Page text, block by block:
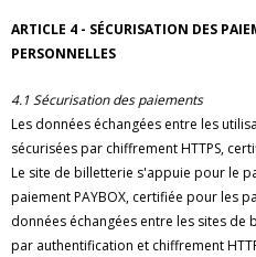
ARTICLE 4 - SÉCURISATION DES
PERSONNELLES
4.1 Sécurisation des paiements
Les données échangées entre les
sécurisées par chiffrement HTTPS,
Le site de billetterie s'appuie pour le
paiement PAYBOX, certifiée pour les
données échangées entre les sites de
par authentification et chiffrement